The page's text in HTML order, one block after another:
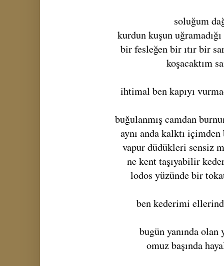
soluğum
kurdun kuşun
bir fesleğen bir ıtır bir
koşacaktım
ihtimal ben kapıyı
buğulanmış camdan
aynı anda kalktı
vapur düdükleri sensiz
ne kent taşıyabilir
lodos yüzünde bir
ben kederimi
bugün yanında olan
omuz başında